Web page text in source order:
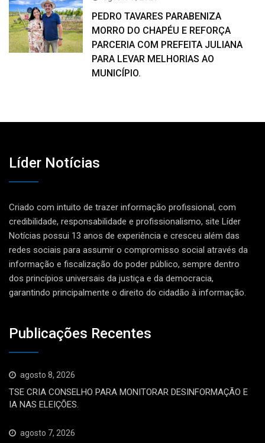
PEDRO TAVARES PARABENIZA
MORRO DO CHAPÉU E REFORÇA
PARCERIA COM PREFEITA JULIANA
PARA LEVAR MELHORIAS AO
MUNICÍPIO.
Líder Notícias
Criado com intuito de trazer informação profissional, com
credibilidade, responsabilidade e profissionalismo, site Líder
Notícias possui 13 anos de experiência e cresceu além das
redes sociais para assumir o compromisso social através da
informação e fiscalização do poder público, sempre dentro
dos princípios universais da justiça e da democracia,
garantindo principalmente o direito do cidadão à informação.
Publicações Recentes
agosto 8, 2026
TSE CRIA CONSELHO PARA MONITORAR DESINFORMAÇÃO E
IA NAS ELEIÇÕES.
agosto 7, 2026